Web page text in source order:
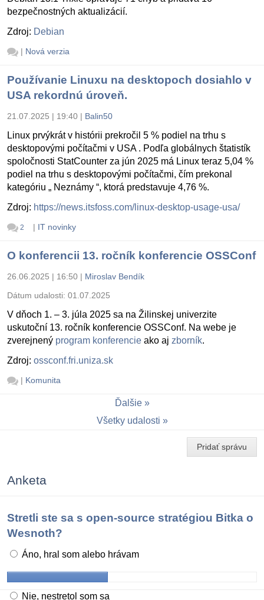
bezpečnostných aktualizácií.
Zdroj: Debian
| Nová verzia
Používanie Linuxu na desktopoch dosiahlo v
USA rekordnú úroveň.
21.07.2025 | 19:40 | Balin50
Linux prvýkrát v histórii prekročil 5 % podiel na trhu s
desktopovými počítačmi v USA . Podľa globálnych štatistík
spoločnosti StatCounter za jún 2025 má Linux teraz 5,04 %
podiel na trhu s desktopovými počítačmi, čím prekonal
kategóriu „ Neznámy “, ktorá predstavuje 4,76 %.
Zdroj: https://news.itsfoss.com/linux-desktop-usage-usa/
2 | IT novinky
O konferencii 13. ročník konferencie OSSConf
26.06.2025 | 16:50 | Miroslav Bendík
Dátum udalosti: 01.07.2025
V dňoch 1. – 3. júla 2025 sa na Žilinskej univerzite
uskutoční 13. ročník konferencie OSSConf. Na webe je
zverejnený program konferencie ako aj zborník.
Zdroj: ossconf.fri.uniza.sk
| Komunita
Ďalšie
Všetky udalosti
Pridať správu
Anketa
Stretli ste sa s open-source stratégiou Bitka o
Wesnoth?
Áno, hral som alebo hrávam
Nie, nestretol som sa